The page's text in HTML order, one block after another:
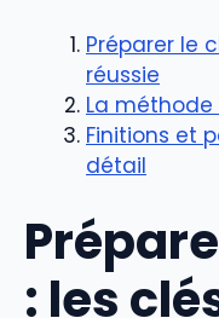
Préparer le
réussie
La
Finitions et
détail
: les